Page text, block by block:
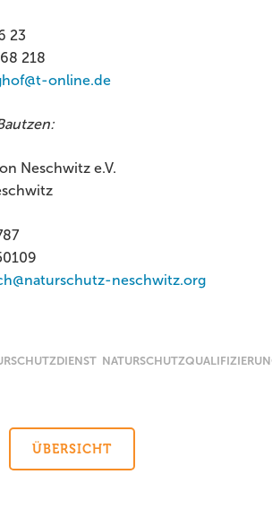
23
218
online.de
Neschwitz e.V.
neschwitz.org
ÜBERSICHT